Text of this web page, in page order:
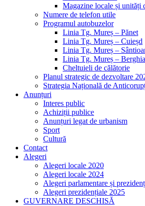
Magazine locale și unități
Numere de telefon utile
Programul autobuzelor
Linia Tg. Mureș – Pănet
Linia Tg. Mureș – Cuieșd
Linia Tg. Mureș –
Linia Tg. Mureș – Berghia
Cheltuieli de călătorie
Planul strategic de dezvoltare
Strategia Națională de
Anunțuri
Interes public
Achiziții publice
Anunțuri legat de urbanism
Sport
Cultură
Contact
Alegeri
Alegeri locale 2020
Alegeri locale 2024
Alegeri parlamentare și
Alegeri prezidențiale 2025
GUVERNARE DESCHISĂ